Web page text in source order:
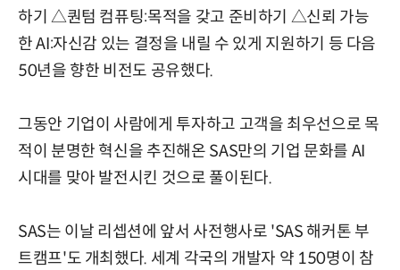
하기 △퀀텀 컴퓨팅:목적을 갖고 준비하기 △신뢰 가능
한 AI:자신감 있는 결정을 내릴 수 있게 지원하기 등 다음
50년을 향한 비전도 공유했다.
그동안 기업이 사람에게 투자하고 고객을 최우선으로 목
적이 분명한 혁신을 추진해온 SAS만의 기업 문화를 AI
시대를 맞아 발전시킨 것으로 풀이된다.
SAS는 이날 리셉션에 앞서 사전행사로 'SAS 해커톤 부
트캠프'도 개최했다. 세계 각국의 개발자 약 150명이 참